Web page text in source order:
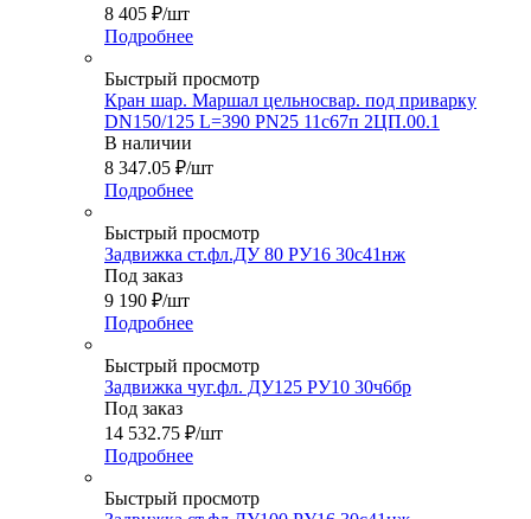
8 405 ₽/шт
Подробнее
Быстрый просмотр
Кран шар. Маршал цельносвар. под приварку
DN150/125 L=390 PN25 11с67п 2ЦП.00.1
В наличии
8 347.05 ₽/шт
Подробнее
Быстрый просмотр
Задвижка ст.фл.ДУ 80 РУ16 30с41нж
Под заказ
9 190 ₽/шт
Подробнее
Быстрый просмотр
Задвижка чуг.фл. ДУ125 РУ10 30ч6бр
Под заказ
14 532.75 ₽/шт
Подробнее
Быстрый просмотр